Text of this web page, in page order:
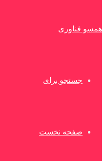
همسو فناوری
جستجو برای
صفحه نخست